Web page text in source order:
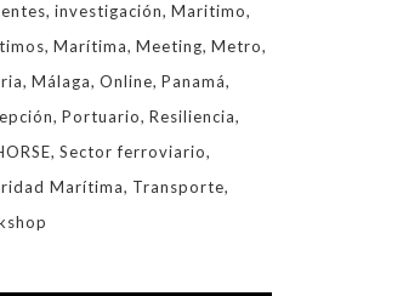
investigación Maritimo
Marítima Meeting Metro
Málaga Online Panamá
Portuario Resiliencia
Sector ferroviario
Marítima
Transporte